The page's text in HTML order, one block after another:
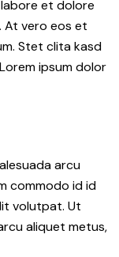
et dolore
At vero eos et
Stet clita kasd
ipsum dolor
arcu
commodo id id
volutpat. Ut
aliquet metus,